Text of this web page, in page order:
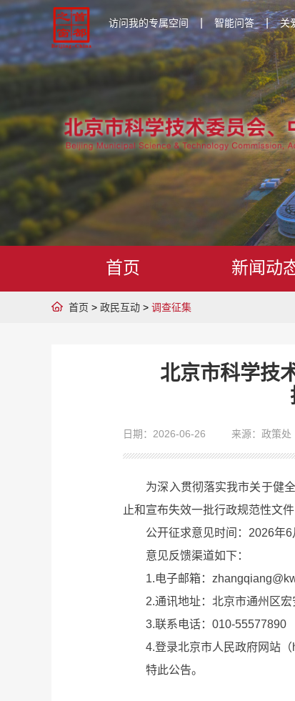
访问我的专属空间 智能问答 | 关
首页 新闻动
首页 > 政民互动 > 调查征集
北京市科学技
日期：2026-06-26 来源：政策处
为深入贯彻落实我市关于健全
止和宣布失效一批行政规范性文
公开征求意见时间：2026年6
意见反馈渠道如下：
1.电子邮箱：
2.通讯地址：北京市通州区宏安
3.联系电话：010-55577890
4.登录北京市人民政府网站（
特此公告。